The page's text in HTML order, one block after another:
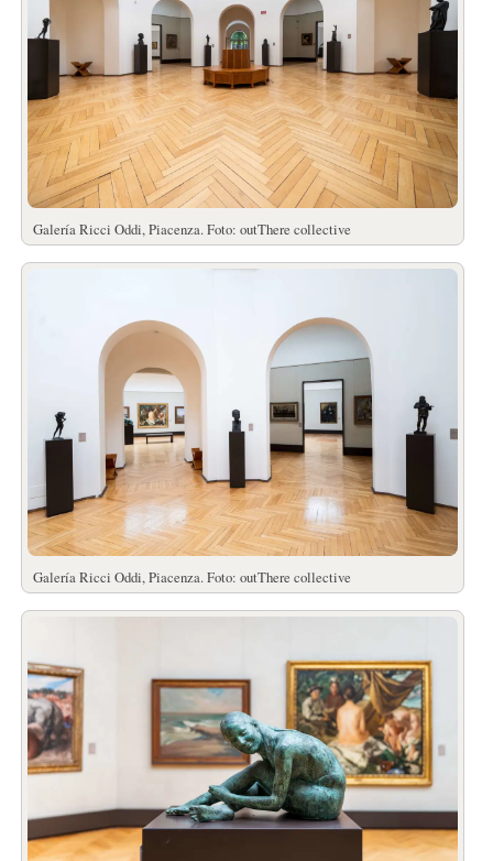
Galería Ricci Oddi, Piacenza. Foto: outThere collective
Galería Ricci Oddi, Piacenza. Foto: outThere collective